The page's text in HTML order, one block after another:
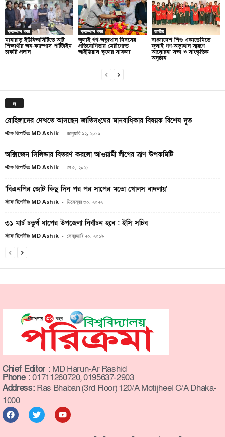
ক্যাম্পাস খবর
মানারাত ইউনিভার্সিটিতে আট
শিক্ষার্থীর অন-ক্যাম্পাস পার্টটাইম
চাকরি প্রদান
ক্যাম্পাস খবর
জুলাই গণ-অভ্যুত্থান দিবসের
প্রতিযোগিতায় মেরীগোল্ড
আইডিয়াল স্কুলের সাফল্য
জাতীয়
বাংলাদেশ শিশু একাডেমিতে
জুলাই গণ-অভ্যুত্থান স্মরণে
আলোচনা সভা ও সাংস্কৃতিক
অনুষ্ঠান
জ
রোহিঙ্গাদের দেখতে আসছেন জাতিসংঘের মানবাধিকার বিষয়ক বিশেষ দূত
স্টাফ রিপোর্টারঃ MD Ashik - জানুয়ারি ১২, ২০১৯
অক্সিজেন সিলিন্ডার বিতরণ করলো আওয়ামী লীগের ত্রাণ উপকমিটি
স্টাফ রিপোর্টারঃ MD Ashik - মে ৫, ২০২১
‌‘বিএনপির জোট কিছু দিন পর পর সাপের মতো খোলস বাদলায়’
স্টাফ রিপোর্টারঃ MD Ashik - ডিসেম্বর ৩০, ২০২২
৩১ মার্চ চতুর্থ ধাপের উপজেলা নির্বাচন হবে : ইসি সচিব
স্টাফ রিপোর্টারঃ MD Ashik - ফেব্রুয়ারি ২০, ২০১৯
Chief Editor : MD Harun-Ar Rashid
Phone :01711260720, 0195637-2903
Address: Ras Bhaban (3rd Floor) 120/A Motijheel C/A Dhaka-
1000